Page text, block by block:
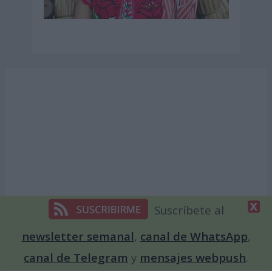
Suscríbete al
newsletter semanal, canal de WhatsApp,
canal de Telegram y mensajes webpush.